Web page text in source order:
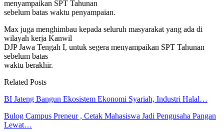
menyampaikan SPT Tahunan
sebelum batas waktu penyampaian.
Max juga menghimbau kepada seluruh masyarakat yang ada di
wilayah kerja Kanwil
DJP Jawa Tengah I, untuk segera menyampaikan SPT Tahunan
sebelum batas
waktu berakhir.
Related Posts
BI Jateng Bangun Ekosistem Ekonomi Syariah, Industri Halal…
Bulog Campus Preneur , Cetak Mahasiswa Jadi Pengusaha Pangan
Lewat…